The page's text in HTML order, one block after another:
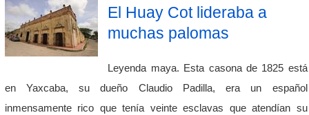
El Huay Cot lideraba a
muchas palomas
Leyenda maya. Esta casona de 1825 está
en Yaxcaba, su dueño Claudio Padilla, era un español
inmensamente rico que tenía veinte esclavas que atendían su